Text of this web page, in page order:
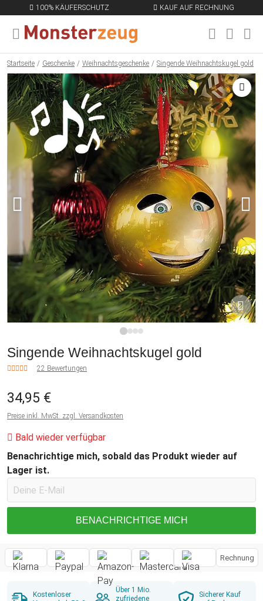
100% KÄUFERSCHUTZ KAUF AUF RECHNUNG
MENÜ SCHLIESSEN
Startseite Geschenke Weihnachtsgeschenke Singende Weihnachtskugel gold
Singende Weihnachtskugel gold
22 Bewertungen
34,95 €
Preise inkl. MwSt. zzgl. Versandkosten
Bald wieder verfügbar
Benachrichtige mich, sobald das Produkt wieder auf
Lager ist.
BENACHRICHTIGE MICH
Rechnung
Kostenloser
Über 1 Mio.
zufriedene
Sicherer Kauf